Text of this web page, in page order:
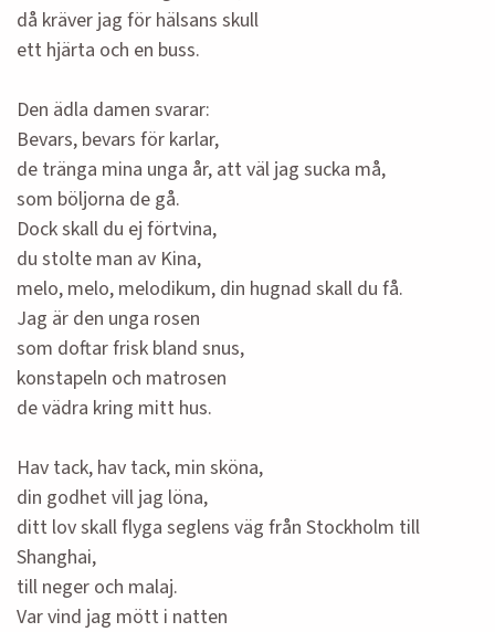
då kräver jag för hälsans skull
ett hjärta och en buss.
Den ädla damen svarar:
Bevars, bevars för karlar,
de tränga mina unga år, att väl jag sucka må,
som böljorna de gå.
Dock skall du ej förtvina,
du stolte man av Kina,
melo, melo, melodikum, din hugnad skall du få.
Jag är den unga rosen
som doftar frisk bland snus,
konstapeln och matrosen
de vädra kring mitt hus.
Hav tack, hav tack, min sköna,
din godhet vill jag löna,
ditt lov skall flyga seglens väg från Stockholm till
Shanghai,
till neger och malaj.
Var vind jag mött i natten